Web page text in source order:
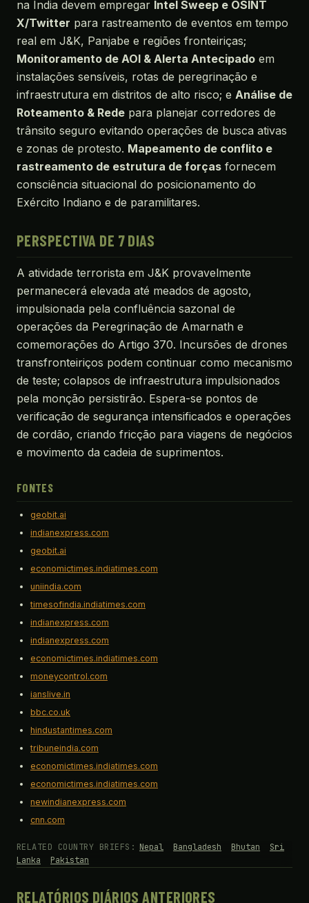
na Índia devem empregar Intel Sweep e OSINT
X/Twitter para rastreamento de eventos em tempo
real em J&K, Panjabe e regiões fronteiriças;
Monitoramento de AOI & Alerta Antecipado em
instalações sensíveis, rotas de peregrinação e
infraestrutura em distritos de alto risco; e Análise de
Roteamento & Rede para planejar corredores de
trânsito seguro evitando operações de busca ativas
e zonas de protesto. Mapeamento de conflito e
rastreamento de estrutura de forças fornecem
consciência situacional do posicionamento do
Exército Indiano e de paramilitares.
PERSPECTIVA DE 7 DIAS
A atividade terrorista em J&K provavelmente
permanecerá elevada até meados de agosto,
impulsionada pela confluência sazonal de
operações da Peregrinação de Amarnath e
comemorações do Artigo 370. Incursões de drones
transfronteiriços podem continuar como mecanismo
de teste; colapsos de infraestrutura impulsionados
pela monção persistirão. Espera-se pontos de
verificação de segurança intensificados e operações
de cordão, criando fricção para viagens de negócios
e movimento da cadeia de suprimentos.
FONTES
geobit.ai
indianexpress.com
geobit.ai
economictimes.indiatimes.com
uniindia.com
timesofindia.indiatimes.com
indianexpress.com
indianexpress.com
economictimes.indiatimes.com
moneycontrol.com
ianslive.in
bbc.co.uk
hindustantimes.com
tribuneindia.com
economictimes.indiatimes.com
economictimes.indiatimes.com
newindianexpress.com
cnn.com
RELATED COUNTRY BRIEFS: Nepal Bangladesh Bhutan
Sri
Lanka
Pakistan
RELATÓRIOS DIÁRIOS ANTERIORES